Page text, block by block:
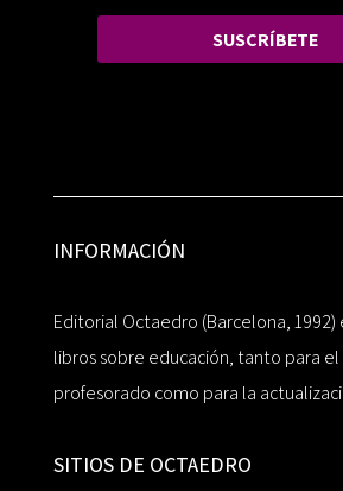
SUSCRÍBETE
INFORMACIÓN
Editorial Octaedro (Barcelona, 1992)
libros sobre educación, tanto para
profesorado como para la
SITIOS DE OCTAEDRO